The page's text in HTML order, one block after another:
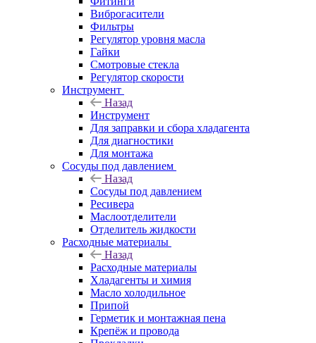
Виброгасители
Фильтры
Регулятор уровня масла
Гайки
Смотровые стекла
Регулятор скорости
Инструмент
Назад
Инструмент
Для заправки и сбора хладагента
Для диагностики
Для монтажа
Сосуды под давлением
Назад
Сосуды под давлением
Ресивера
Маслоотделители
Отделитель жидкости
Расходные материалы
Назад
Расходные материалы
Хладагенты и химия
Масло холодильное
Припой
Герметик и монтажная пена
Крепёж и провода